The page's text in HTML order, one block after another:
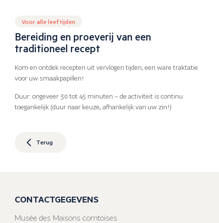
Voor alle leeftijden
Bereiding en proeverij van een
traditioneel recept
Kom en ontdek recepten uit vervlogen tijden, een ware traktatie
voor uw smaakpapillen!
Duur: ongeveer 30 tot 45 minuten – de activiteit is continu
toegankelijk (duur naar keuze, afhankelijk van uw zin!)
Terug
CONTACTGEGEVENS
Musée des Maisons comtoises